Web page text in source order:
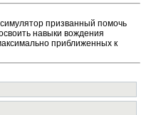
призванный помочь
навыки вождения
приближенных к